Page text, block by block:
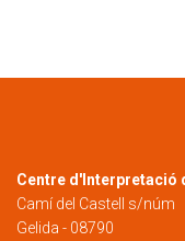
Centre d'Interpretació
Camí del Castell s/núm
Gelida - 08790